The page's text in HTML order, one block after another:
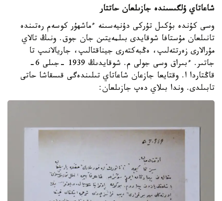
شاعاتاي ۇلگىسىندە جازىلعان حاتتار
وسى كۇندە بۇكىل تۇركى دۇنيەسىنە ءماشھۇر كوسەم رەتىندە
تانىلعان مۇستافا شوقايدى بىلمەيتىن جان جوق. ونىڭ تالاي
مۇرالارى زەرتتەلىپ، ەڭبەكتەرى جيناقتالىپ، جاريالانىپ تا
جاتىر. ءبىراق وسى جولى م. شوقايدىڭ 1939 -جىلى 6-
قاڭتاردا ا. وقتايعا جازعان شاعاتاي تىلىندەگى قىسقاشا حاتى
تابىلدى. وندا بىلاي دەپ جازىلعان: